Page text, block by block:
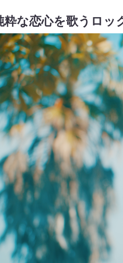
粋な恋心を歌うロッ